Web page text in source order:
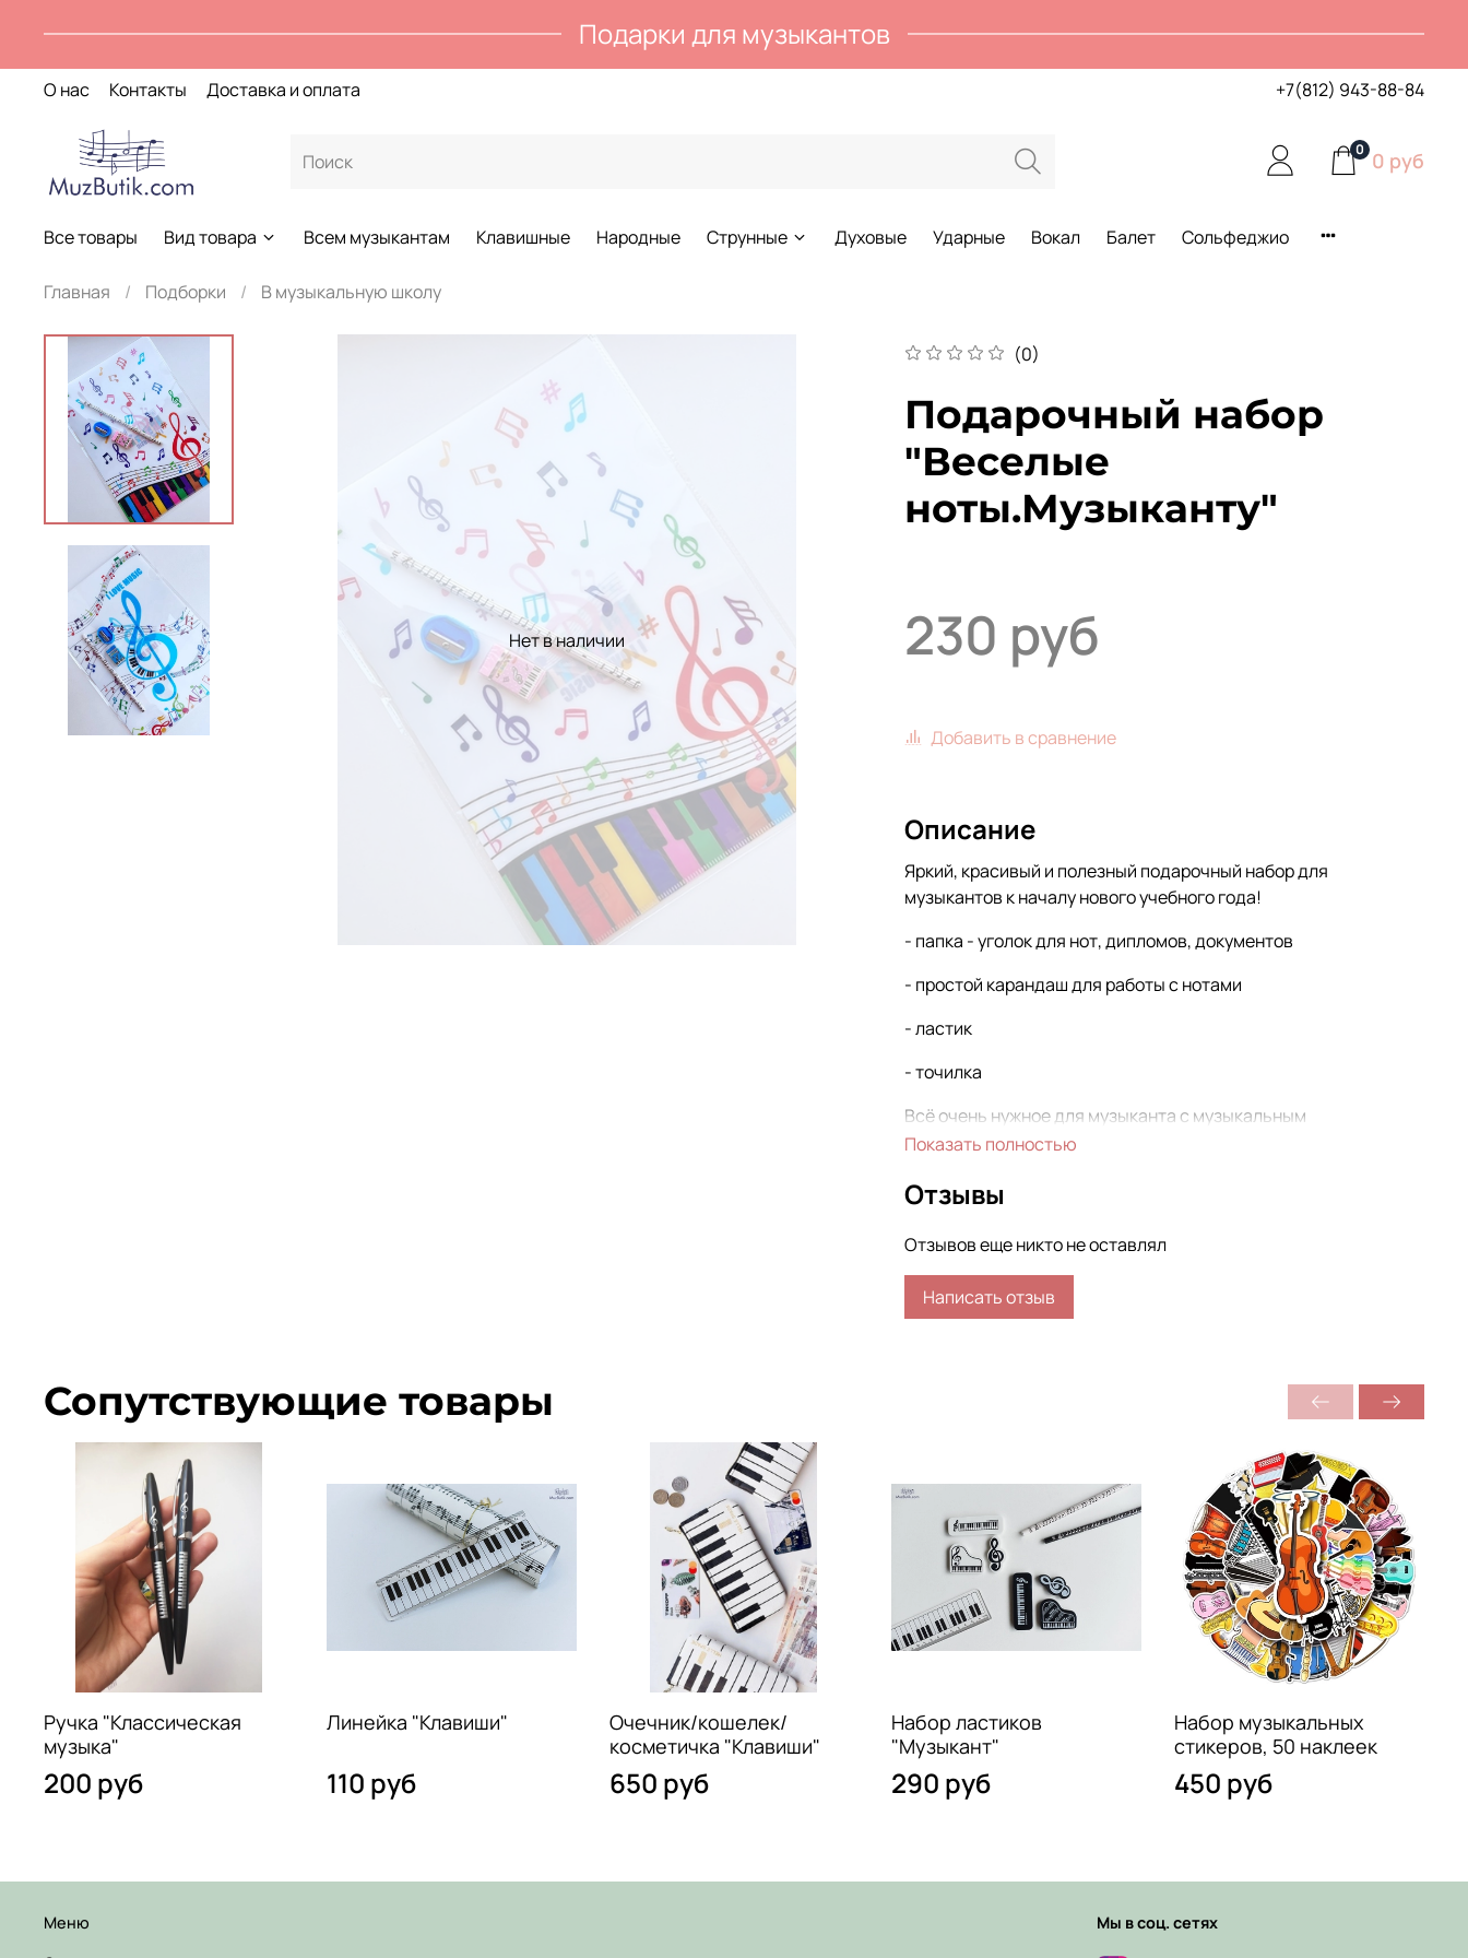
Подарки для музыкантов
О нас Контакты Доставка и оплата +7(812) 943-88-84
0 0 руб
Все товары Вид товара Всем музыкантам Клавишные Народные Струнные Духовые Ударные Вокал Балет Сольфеджио
Главная Подборки В музыкальную школу
Нет в наличии
(0)
Подарочный набор
"Веселые
ноты.Музыканту"
230 руб
Добавить в сравнение
Описание
Яркий, красивый и полезный подарочный набор для
музыкантов к началу нового учебного года!
- папка - уголок для нот, дипломов, документов
- простой карандаш для работы с нотами
- ластик
- точилка
Всё очень нужное для музыканта с музыкальным
вдохновением!
Сделайте приятный тематический сюрприз, удивите
вниманием!
Показать полностью
Отзывы
Отзывов еще никто не оставлял
Написать отзыв
Сопутствующие товары
Ручка "Классическая
музыка"
200 руб
Линейка "Клавиши"
110 руб
Очечник/кошелек/
косметичка "Клавиши"
650 руб
Набор ластиков
"Музыкант"
290 руб
Набор музыкальных
стикеров, 50 наклеек
450 руб
Меню
Мы в соц. сетях